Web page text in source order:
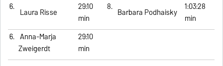
6. Laura Risse
29:10
min
8. Barbara Podhaisky
1:03:28
min
6. Anna-Marija
Zweigerdt
29:10
min